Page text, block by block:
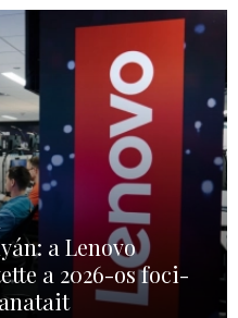
a Lenovo
a 2026-os foci-